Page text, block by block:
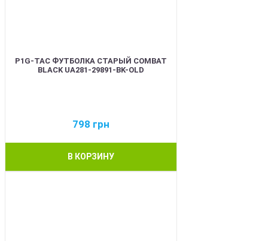
P1G-TAC ФУТБОЛКА СТАРЫЙ COMBAT
BLACK UA281-29891-BK-OLD
798 грн
В КОРЗИНУ